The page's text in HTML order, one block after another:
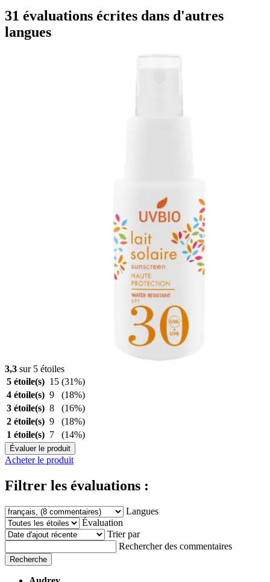
31 évaluations écrites dans d'autres
langues
3,3 sur 5 étoiles
5 étoile(s) 15 (31%)
4 étoile(s) 9
(18%)
3 étoile(s) 8
(16%)
2 étoile(s) 9
(18%)
1 étoile(s) 7 (14%)
Évaluer le produit
Acheter le produit
Filtrer les évaluations :
Langues
Évaluation
Trier par
Rechercher des commentaires
Recherche